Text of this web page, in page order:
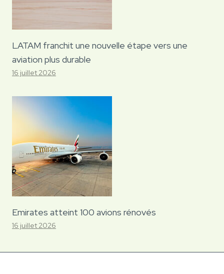
LATAM franchit une nouvelle étape vers une
aviation plus durable
16 juillet 2026
Emirates atteint 100 avions rénovés
16 juillet 2026